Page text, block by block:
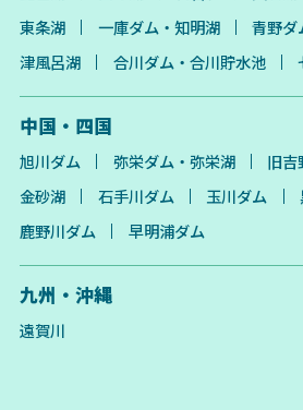
東条湖
一庫ダム・知明湖 青野ダ
津風呂湖
合川ダム・合川貯水池
中国・四国
旭川ダム 弥栄ダム・弥栄湖 旧吉
金砂湖
石手川ダム 玉川ダム
鹿野川ダム
早明浦ダム
九州・沖縄
遠賀川